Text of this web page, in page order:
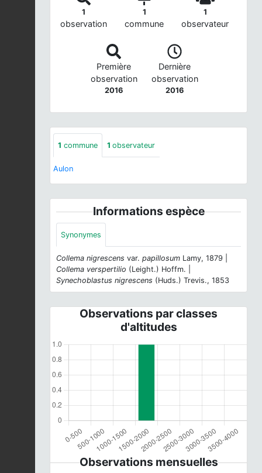
1
observation
1
commune
1
observateur
Première
observation
2016
Dernière
observation
2016
1 commune 1 observateur
Aulon
Informations espèce
Synonymes
Collema nigrescens var. papillosum Lamy, 1879 |
Collema verspertilio (Leight.) Hoffm. |
Synechoblastus nigrescens (Huds.) Trevis., 1853
Observations par classes
d'altitudes
Observations mensuelles